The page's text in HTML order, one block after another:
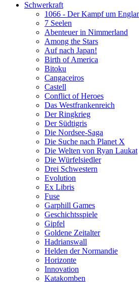
Schwerkraft
1066 - Der Kampf um
7 Seelen
Abenteuer in Nimmerland
Among the Stars
Auf nach Japan!
Birth of America
Bitoku
Cangaceiros
Castell
Conflict of Heroes
Das Westfrankenreich
Der Ringkrieg
Der Südtigris
Die Nordsee-Saga
Die Suche nach Planet X
Die Welten von Ryan Laukat
Die Würfelsiedler
Drei Schwestern
Evolution
Ex Libris
Fuse
Garphill Games
Geschichtsspiele
Gipfel
Goldene Zeitalter
Hadrianswall
Helden der Normandie
Horizonte
Innovation
Katakomben